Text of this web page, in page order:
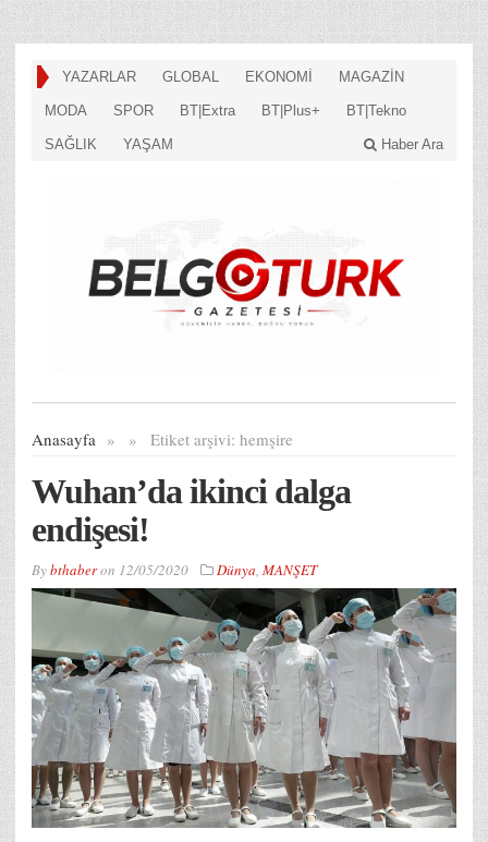
YAZARLAR GLOBAL EKONOMİ MAGAZİN
MODA SPOR BT|Extra BT|Plus+ BT|Tekno
SAĞLIK YAŞAM Haber Ara
Anasayfa » Etiket arşivi:
» hemşire
Wuhan’da ikinci dalga
endişesi!
Bybthaberon 12/05/2020 Dünya, MANŞET